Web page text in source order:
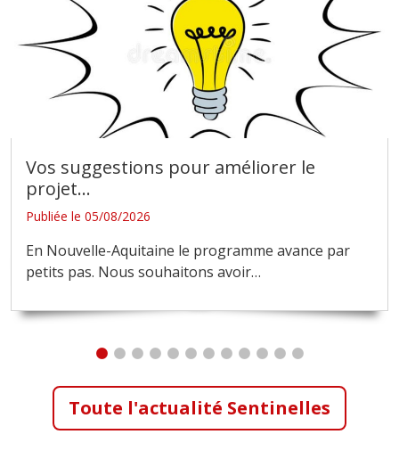
Vos suggestions pour améliorer le
projet…
Publiée le 05/08/2026
En Nouvelle-Aquitaine le programme avance par
petits pas. Nous souhaitons avoir…
Toute l'actualité Sentinelles